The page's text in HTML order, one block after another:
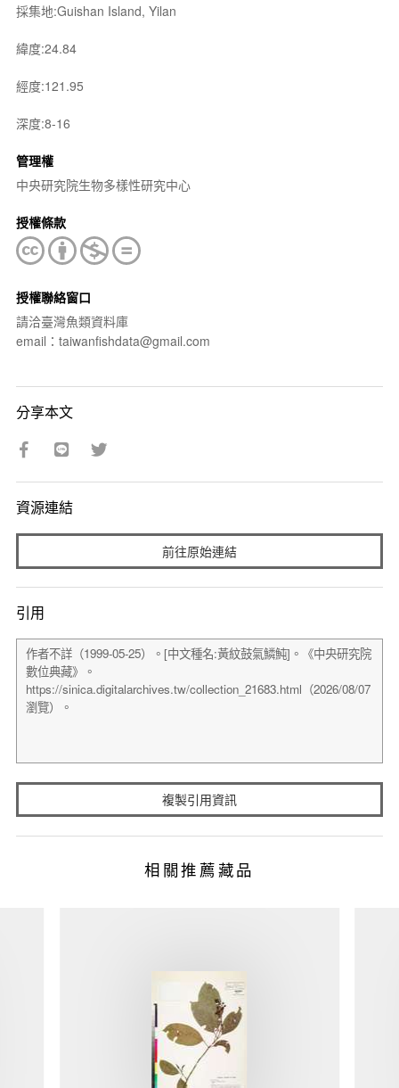
採集地:Guishan Island, Yilan
緯度:24.84
經度:121.95
深度:8-16
管理權
中央研究院生物多樣性研究中心
授權條款
授權聯絡窗口
請洽臺灣魚類資料庫
email：taiwanfishdata@gmail.com
分享本文
資源連結
前往原始連結
引用
複製引用資訊
相關推薦藏品